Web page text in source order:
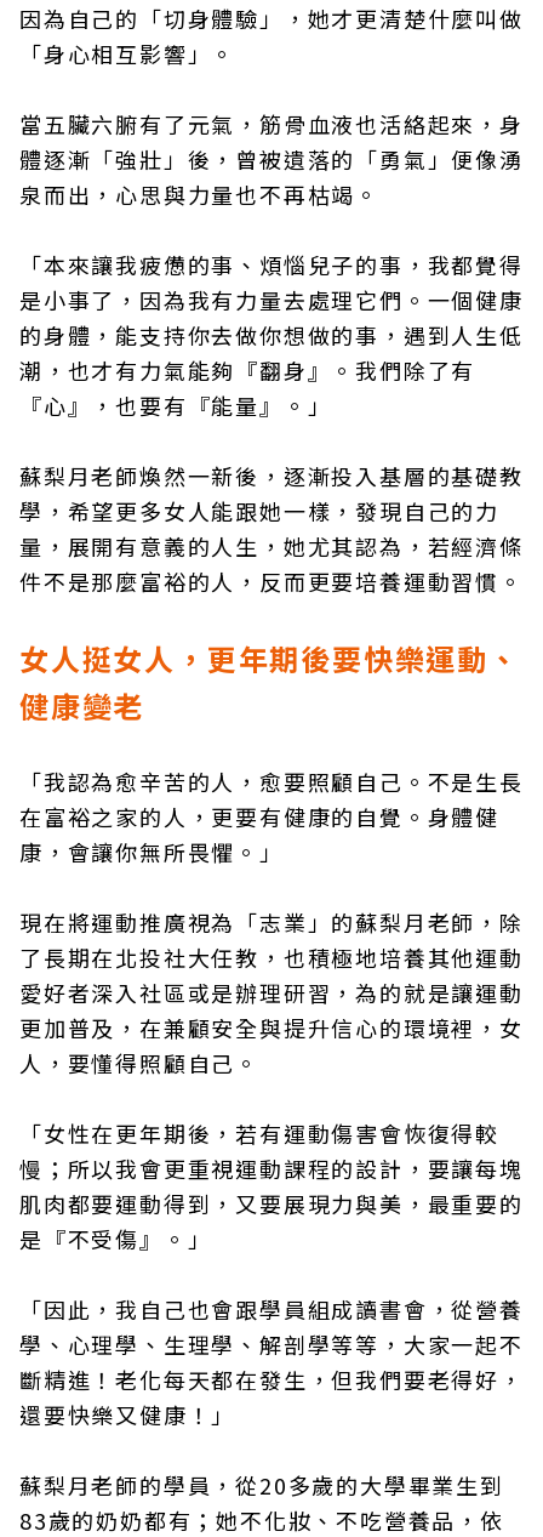
因為自己的「切身體驗」，她才更清楚什麼叫做
「身心相互影響」。
當五臟六腑有了元氣，筋骨血液也活絡起來，身
體逐漸「強壯」後，曾被遺落的「勇氣」便像湧
泉而出，心思與力量也不再枯竭。
「本來讓我疲憊的事、煩惱兒子的事，我都覺得
是小事了，因為我有力量去處理它們。一個健康
的身體，能支持你去做你想做的事，遇到人生低
潮，也才有力氣能夠『翻身』。我們除了有
『心』，也要有『能量』。」
蘇梨月老師煥然一新後，逐漸投入基層的基礎教
學，希望更多女人能跟她一樣，發現自己的力
量，展開有意義的人生，她尤其認為，若經濟條
件不是那麼富裕的人，反而更要培養運動習慣。
女人挺女人，更年期後要快樂運動、
健康變老
「我認為愈辛苦的人，愈要照顧自己。不是生長
在富裕之家的人，更要有健康的自覺。身體健
康，會讓你無所畏懼。」
現在將運動推廣視為「志業」的蘇梨月老師，除
了長期在北投社大任教，也積極地培養其他運動
愛好者深入社區或是辦理研習，為的就是讓運動
更加普及，在兼顧安全與提升信心的環境裡，女
人，要懂得照顧自己。
「女性在更年期後，若有運動傷害會恢復得較
慢；所以我會更重視運動課程的設計，要讓每塊
肌肉都要運動得到，又要展現力與美，最重要的
是『不受傷』。」
「因此，我自己也會跟學員組成讀書會，從營養
學、心理學、生理學、解剖學等等，大家一起不
斷精進！老化每天都在發生，但我們要老得好，
還要快樂又健康！」
蘇梨月老師的學員，從20多歲的大學畢業生到
83歲的奶奶都有；她不化妝、不吃營養品，依